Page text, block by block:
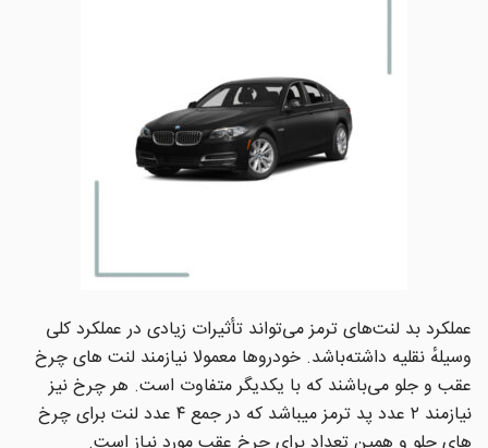
عملکرد بد لنت‌های ترمز می‌تواند تأثیرات زیادی در عملکرد کلی
وسیلهٔ نقلیه داشته‌باشد. خودروها معمولا نیازمند لنت های چرخ
عقب و جلو می‌باشند که با یکدیگر متفاوت است. هر چرخ نیز
نیازمند ۲ عدد پد ترمز میباشد که در جمع ۴ عدد لنت برای چرخ